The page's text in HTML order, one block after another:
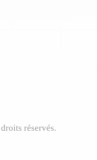
réservés.